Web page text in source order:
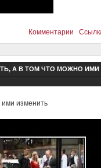
Комментарии
А В ТОМ ЧТО МОЖНО ИМИ
изменить